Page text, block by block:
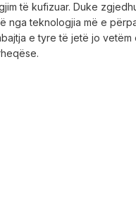
të kufizuar. Duke
nga teknologjia më e
e tyre të jetë jo vetëm